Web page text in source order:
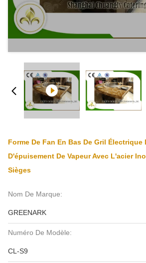
Forme De Fan En Bas De Gril Électrique
D'épuisement De Vapeur Avec L'acier
Sièges
Nom De Marque:
GREENARK
Numéro De Modèle:
CL-S9